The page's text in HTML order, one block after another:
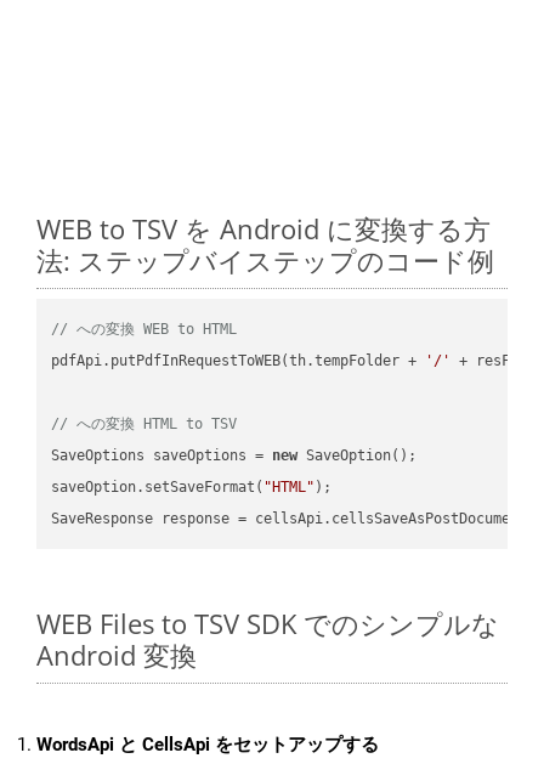
WEB to TSV を Android に変換する方
法: ステップバイステップのコード例
// への変換 WEB to HTML
pdfApi.putPdfInRequestToWEB(th.tempFolder +
'/' +
// への変換 HTML to TSV
SaveOptions saveOptions = new SaveOption();
saveOption.setSaveFormat( "HTML" );
SaveResponse response =
WEB Files to TSV SDK でのシンプルな
Android 変換
WordsApi と CellsApi をセットアップする